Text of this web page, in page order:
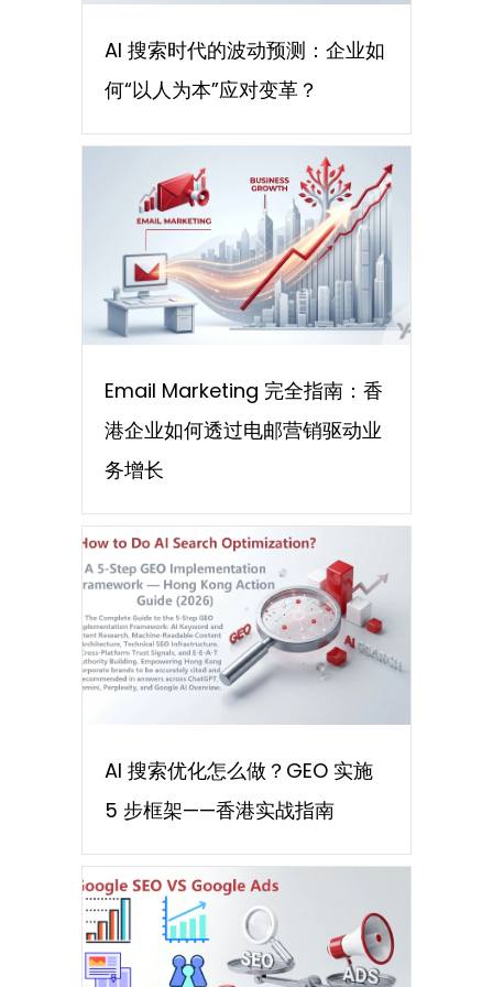
AI 搜索时代的波动预测：企业如
何“以人为本”应对变革？
Email Marketing 完全指南：香
港企业如何透过电邮营销驱动业
务增长
AI 搜索优化怎么做？GEO 实施
5 步框架——香港实战指南